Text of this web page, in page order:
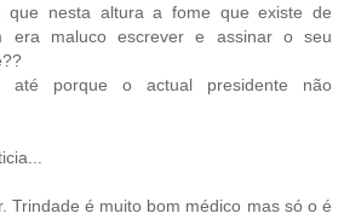
que nesta altura a fome que existe de
era maluco escrever e assinar o seu
até porque o actual presidente não
Trindade é muito bom médico mas só o é